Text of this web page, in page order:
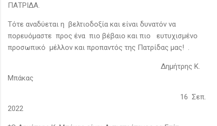
ΠΑΤΡΙΔΑ.
Τότε αναδύεται η βελτιοδοξία και είναι δυνατόν να
πορευόμαστε προς ένα πιο βέβαιο και πιο ευτυχισμένο
προσωπικό μέλλον και προπαντός της Πατρίδας μας! .
Δημήτρης Κ.
Μπάκας
16 Σεπ.
2022